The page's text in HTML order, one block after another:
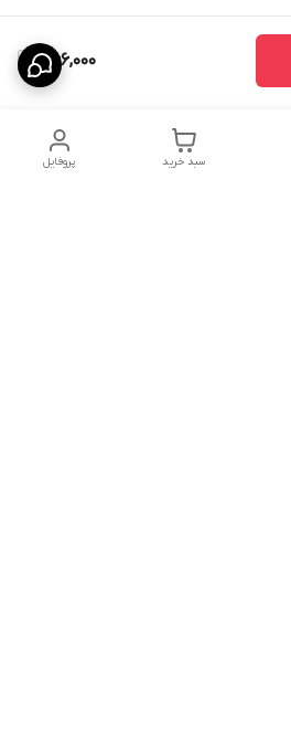
366,000
پروفایل سبد خرید